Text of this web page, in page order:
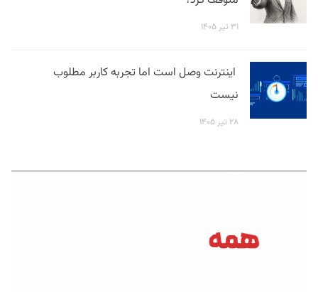
۳۱ تیر ۱۴۰۵
اینترنت وصل است اما تجربه کاربر مطلوب
نیست
۲۸ تیر ۱۴۰۵